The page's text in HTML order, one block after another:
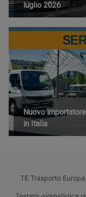
luglio 2026
Nuovo
in Italia
TE Trasporto